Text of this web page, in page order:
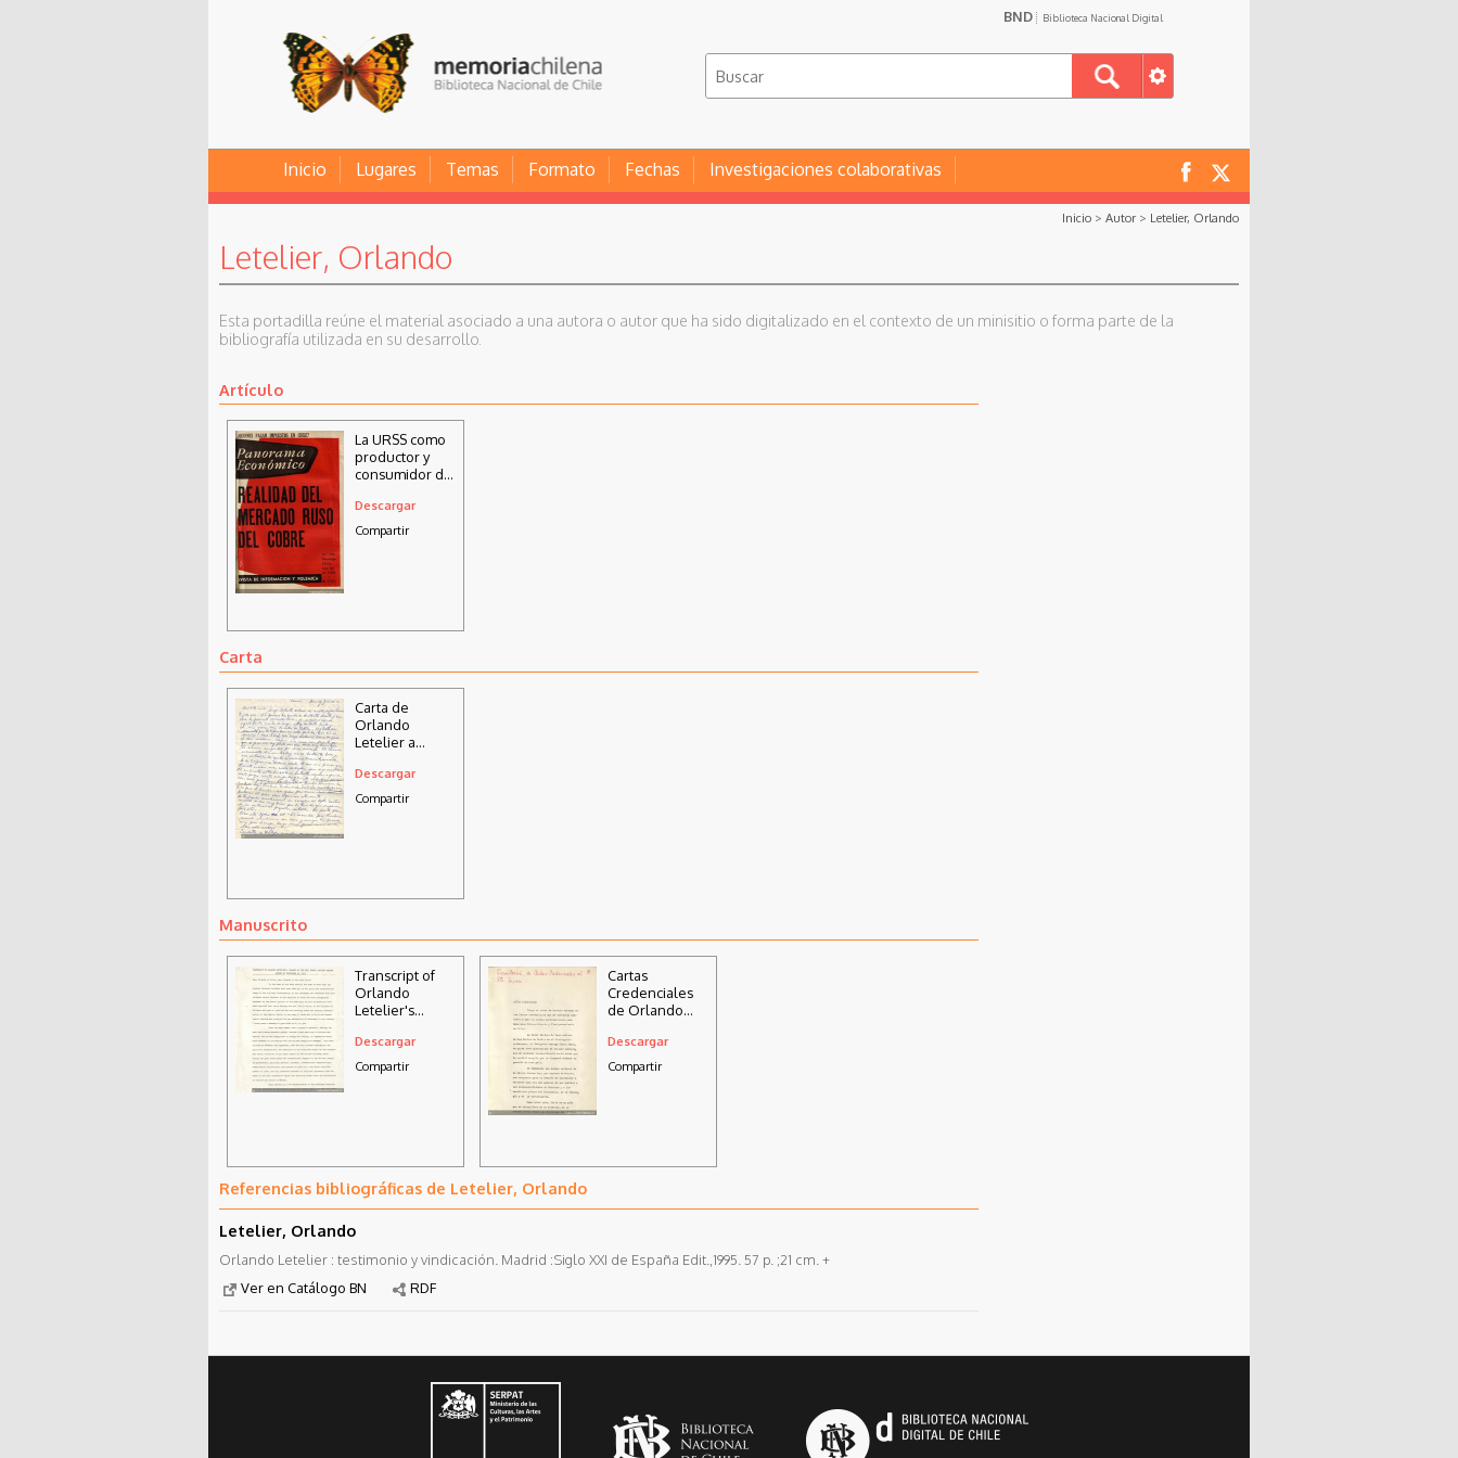
BND Biblioteca Nacional Digital
Inicio Lugares Temas Formato Fechas Investigaciones colaborativas
Inicio> Autor> Letelier, Orlando
Letelier, Orlando
Esta portadilla reúne el material asociado a una autora o autor que ha sido digitalizado en el contexto de un minisitio o forma parte de la
bibliografía utilizada en su desarrollo.
Artículo
La URSS como
productor y
consumidor de
Descargar
Compartir
Carta
Carta de
Orlando
Letelier a
20 de julio de
1975
Descargar
Compartir
Manuscrito
Transcript of
Orlando
Letelier's
felt forum,
Madison
Square Garden
Descargar
Compartir
Cartas
Credenciales
de Orlando
embajador de
Chile ante el
Gobierno de
Descargar
Compartir
Referencias bibliográficas de Letelier, Orlando
Letelier, Orlando
Orlando Letelier : testimonio y vindicación. Madrid :Siglo XXI de España Edit.,1995. 57 p. ;21 cm. +
Ver en Catálogo BN
RDF